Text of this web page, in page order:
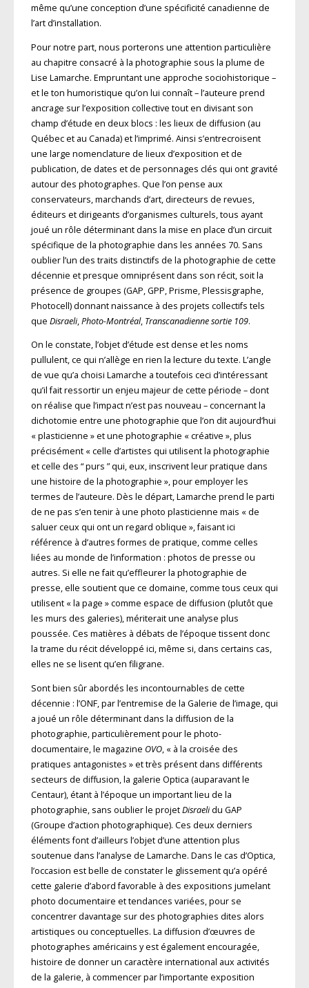
même qu’une conception d’une spécificité canadienne de
l’art d’installation.
Pour notre part, nous porterons une attention particulière
au chapitre consacré à la photographie sous la plume de
Lise Lamarche. Empruntant une approche sociohistorique –
et le ton humoristique qu’on lui connaît – l’auteure prend
ancrage sur l’exposition collective tout en divisant son
champ d’étude en deux blocs : les lieux de diffusion (au
Québec et au Canada) et l’imprimé. Ainsi s’entrecroisent
une large nomenclature de lieux d’exposition et de
publication, de dates et de personnages clés qui ont gravité
autour des photographes. Que l’on pense aux
conservateurs, marchands d’art, directeurs de revues,
éditeurs et dirigeants d’organismes culturels, tous ayant
joué un rôle déterminant dans la mise en place d’un circuit
spécifique de la photographie dans les années 70. Sans
oublier l’un des traits distinctifs de la photographie de cette
décennie et presque omniprésent dans son récit, soit la
présence de groupes (GAP, GPP, Prisme, Plessisgraphe,
Photocell) donnant naissance à des projets collectifs tels
que Disraeli,Photo-Montréal, Transcanadienne sortie 109.
On le constate, l’objet d’étude est dense et les noms
pullulent, ce qui n’allège en rien la lecture du texte. L’angle
de vue qu’a choisi Lamarche a toutefois ceci d’intéressant
qu’il fait ressortir un enjeu majeur de cette période – dont
on réalise que l’impact n’est pas nouveau – concernant la
dichotomie entre une photographie que l’on dit aujourd’hui
« plasticienne » et une photographie « créative », plus
précisément « celle d’artistes qui utilisent la photographie
et celle des “ purs ” qui, eux, inscrivent leur pratique dans
une histoire de la photographie », pour employer les
termes de l’auteure. Dès le départ, Lamarche prend le parti
de ne pas s’en tenir à une photo plasticienne mais « de
saluer ceux qui ont un regard oblique », faisant ici
référence à d’autres formes de pratique, comme celles
liées au monde de l’information : photos de presse ou
autres. Si elle ne fait qu’effleurer la photographie de
presse, elle soutient que ce domaine, comme tous ceux qui
utilisent « la page » comme espace de diffusion (plutôt que
les murs des galeries), mériterait une analyse plus
poussée. Ces matières à débats de l’époque tissent donc
la trame du récit développé ici, même si, dans certains cas,
elles ne se lisent qu’en filigrane.
Sont bien sûr abordés les incontournables de cette
décennie : l’ONF, par l’entremise de la Galerie de l’image, qui
a joué un rôle déterminant dans la diffusion de la
photographie, particulièrement pour le photo­
documentaire, le magazine OVO, « à la croisée des
pratiques antagonistes » et très présent dans différents
secteurs de diffusion, la galerie Optica (auparavant le
Centaur), étant à l’époque un important lieu de la
photographie, sans oublier le projetDisraelidu GAP
(Groupe d’action photographique). Ces deux derniers
éléments font d’ailleurs l’objet d’une attention plus
soutenue dans l’analyse de Lamarche. Dans le cas d’Optica,
l’occasion est belle de constater le glissement qu’a opéré
cette galerie d’abord favorable à des expositions jumelant
photo documentaire et tendances variées, pour se
concentrer davantage sur des photographies dites alors
artistiques ou conceptuelles. La diffusion d’œuvres de
photographes américains y est également encouragée,
histoire de donner un caractère international aux activités
de la galerie, à commencer par l’importante exposition